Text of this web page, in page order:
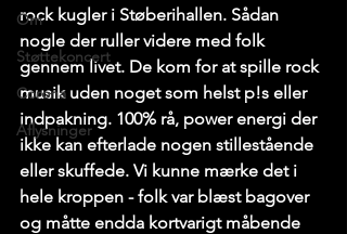
Om
Støttekoncert
Corona
Aflysninger
rock kugler i Støberihallen. Sådan
nogle der ruller videre med folk
gennem livet. De kom for at spille rock
musik uden noget som helst p!s eller
indpakning. 100% rå, power energi der
ikke kan efterlade nogen stillestående
eller skuffede. Vi kunne mærke det i
hele kroppen - folk var blæst bagover
og måtte endda kortvarigt måbende